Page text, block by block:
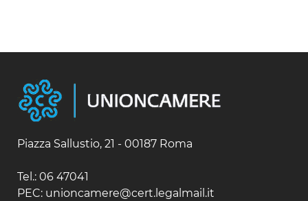
Piazza Sallustio, 21 - 00187 Roma
Tel.: 06 47041
PEC: unioncamere@cert.legalmail.it